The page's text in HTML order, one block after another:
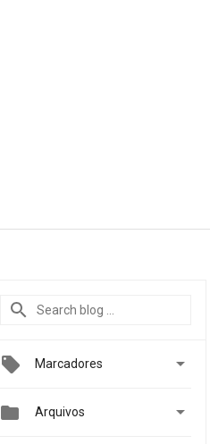
Marcadores 
 Arquivos 